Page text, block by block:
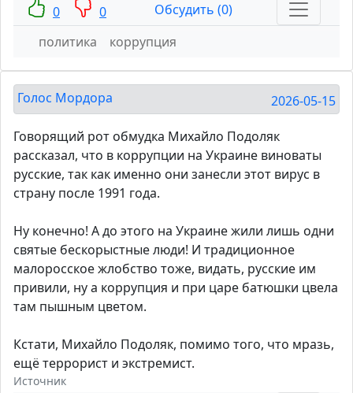
0 0
Обсудить (0)
политика
коррупция
Голос Мордора 2026-05-15
Говорящий рот обмудка Михайло Подоляк
рассказал, что в коррупции на Украине виноваты
русские, так как именно они занесли этот вирус в
страну после 1991 года.
Ну конечно! А до этого на Украине жили лишь одни
святые бескорыстные люди! И традиционное
малоросское жлобство тоже, видать, русские им
привили, ну а коррупция и при царе батюшки цвела
там пышным цветом.
Кстати, Михайло Подоляк, помимо того, что мразь,
ещё террорист и экстремист.
Источник